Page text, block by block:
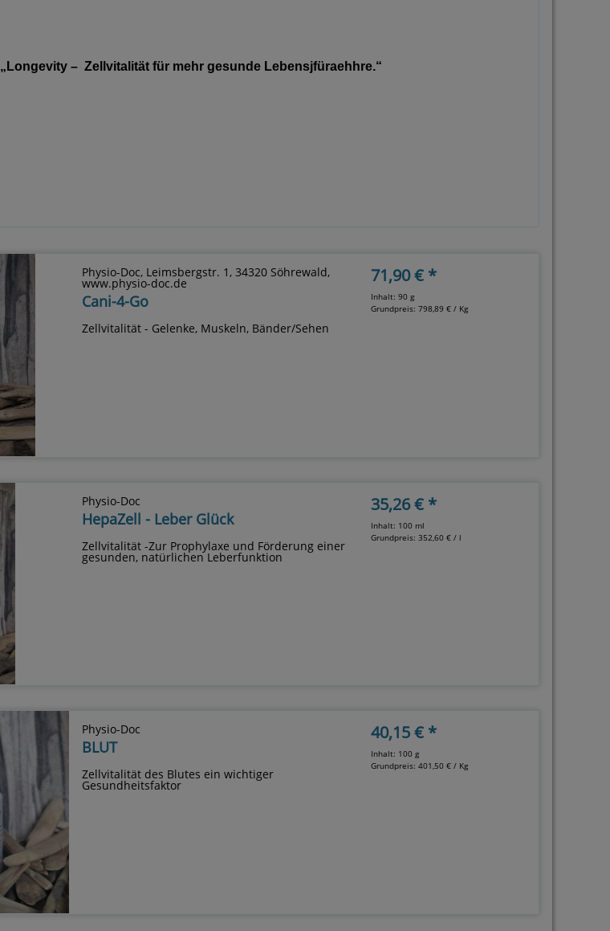
„Longevity – Zellvitalität für mehr gesunde Lebensjfüraehhre.“
Physio-Doc, Leimsbergstr. 1, 34320 Söhrewald,
www.physio-doc.de
Cani-4-Go
Zellvitalität - Gelenke, Muskeln, Bänder/Sehen
71,90 € *
Inhalt: 90 g
Grundpreis:798,89 € / Kg
Physio-Doc
HepaZell - Leber Glück
Zellvitalität -Zur Prophylaxe und Förderung einer
gesunden, natürlichen Leberfunktion
35,26 € *
Inhalt: 100 ml
Grundpreis: 352,60 € / l
Physio-Doc
BLUT
Zellvitalität des Blutes ein wichtiger
Gesundheitsfaktor
40,15 € *
Inhalt: 100 g
Grundpreis:401,50 € / Kg